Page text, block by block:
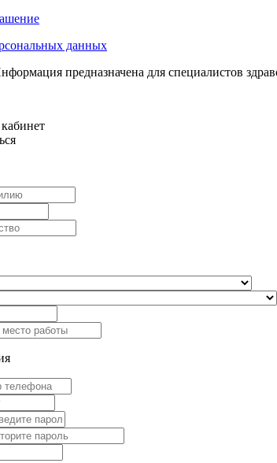
данных
предназначена для специалистов